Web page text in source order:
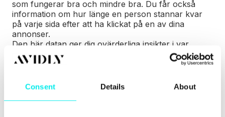
Consent Details About
som fungerar bra och mindre bra. Du får också
information om hur länge en person stannar kvar
på varje sida efter att ha klickat på en av dina
annonser.
Den här datan ger dig ovärderliga insikter i var
förändringar måste göras för att förbättra resultaten
samtidigt som kostnaderna hålls nere.
postmarknadsföring